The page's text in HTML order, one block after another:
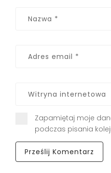
Zapamiętaj moje
podczas pisania